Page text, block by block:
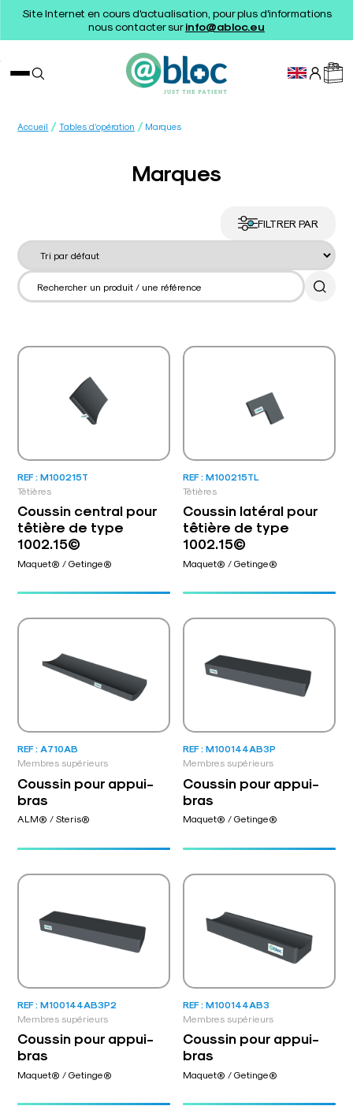
Site Internet en cours d'actualisation, pour plus d'informations
nous contacter surinfo@abloc.eu
Accueil / Tables d’opération / Marques
Marques
FILTRER PAR
Têtières
REF : M100215T
Coussin central pour
têtière de type
1002.15©
Maquet® / Getinge®
Têtières
REF : M100215TL
Coussin latéral pour
têtière de type
1002.15©
Maquet® / Getinge®
Membres supérieurs
REF : A710AB
Coussin pour appui-
bras
ALM® / Steris®
Membres supérieurs
REF : M100144AB3P
Coussin pour appui-
bras
Maquet® / Getinge®
Membres supérieurs
REF : M100144AB3P2
Coussin pour appui-
bras
Maquet® / Getinge®
Membres supérieurs
REF : M100144AB3
Coussin pour appui-
bras
Maquet® / Getinge®